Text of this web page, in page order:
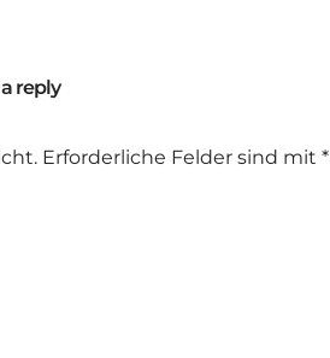
reply
Erforderliche Felder sind mit*